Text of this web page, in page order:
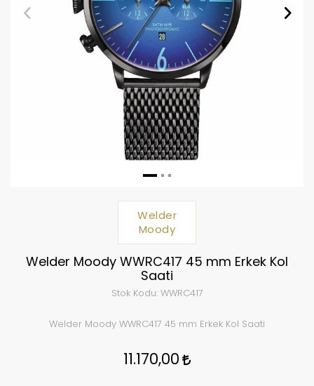
Welder
Moody
Welder Moody WWRC417 45 mm Erkek Kol
Saati
Stok Kodu:WWRC417
Welder Moody WWRC417 45 mm Erkek Kol Saati
11.170,00